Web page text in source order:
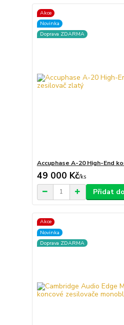
Akce
Novinka
Doprava ZDARMA
Accuphase A-20 High-End
49 000 Kč/ks
Přidat
Akce
Novinka
Doprava ZDARMA